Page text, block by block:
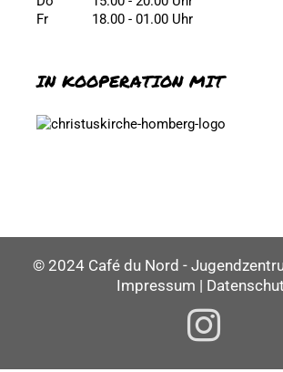
Fr
18.00 - 01.00 Uhr
IN KOOPERATION MIT
© 2024 Café du Nord -
Impressum |